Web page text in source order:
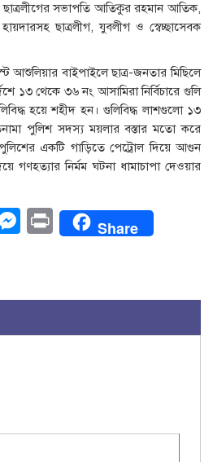
ছাত্রলীগের সভাপতি আতিকুর রহমান আতিক,
ছাত্রলীগ, যুবলীগ ও স্বেচ্ছাসেবক
বাইপাইলে ছাত্র-জনতার মিছিলে
১৩ থেকে ৩৬ নং আসামিরা নির্বিচারে গুলি
হয়ে শহীদ হন। গুলিবিদ্ধ লাশগুলো ১৩
পুলিশ সদস্য ময়লার বস্তার মতো করে
একটি গাড়িতে পেট্রোল দিয়ে আগুন
গণহত্যার নির্মম ঘটনা ধামাচাপা দেওয়ার
Messenger
PrintShare